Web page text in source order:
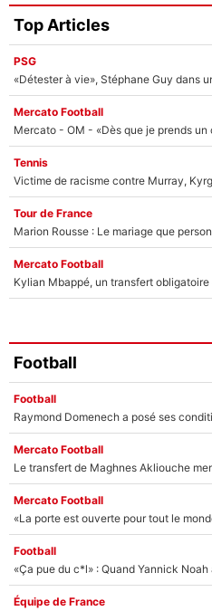
Top Articles
PSG
«Détester à vie», Stéphane Guy dans
Mercato Football
Tennis
Tour de France
Marion Rousse : Le mariage que
Mercato Football
Kylian Mbappé, un transfert obligatoire
Football
Football
Mercato Football
Mercato Football
Football
Équipe de France